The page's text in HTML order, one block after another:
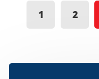
1 2